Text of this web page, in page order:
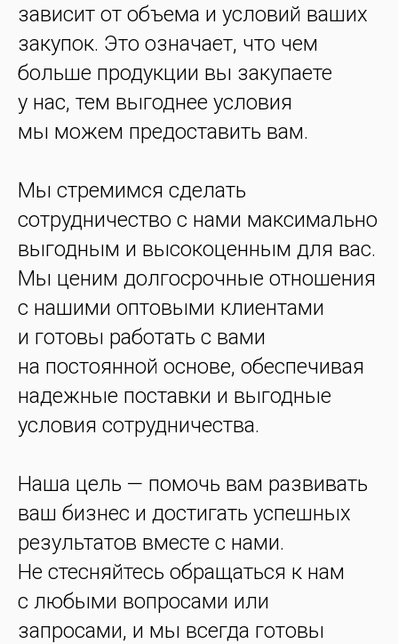
зависит от объема и условий ваших
закупок. Это означает, что чем
больше продукции вы закупаете
у нас, тем выгоднее условия
мы можем предоставить вам.
Мы стремимся сделать
сотрудничество с нами максимально
выгодным и высокоценным для вас.
Мы ценим долгосрочные отношения
с нашими оптовыми клиентами
и готовы работать с вами
на постоянной основе, обеспечивая
надежные поставки и выгодные
условия сотрудничества.
Наша цель — помочь вам развивать
ваш бизнес и достигать успешных
результатов вместе с нами.
Не стесняйтесь обращаться к нам
с любыми вопросами или
запросами, и мы всегда готовы